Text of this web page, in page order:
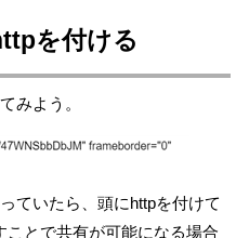
を付ける
みよう。
ていたら、頭にhttpを付けて
とで共有が可能になる場合